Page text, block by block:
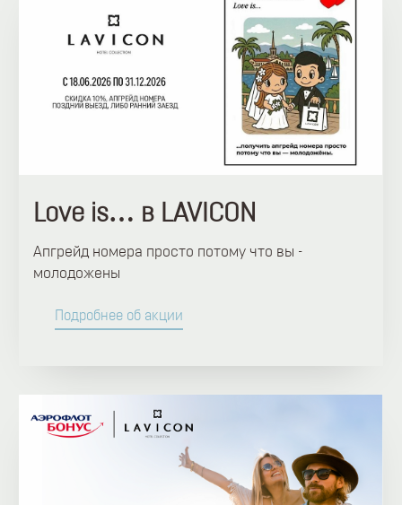
Love is… в LAVICON
Апгрейд номера просто потому что вы -
молодожены
Подробнее об акции